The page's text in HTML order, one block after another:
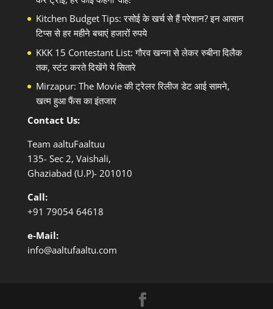
Kitchen Budget Tips: रसोई के खर्च से हैं परेशान? इन आसान
टिप्स से हर महीने बचाएं हजारों रुपये
KKK 15 Contestant List: गौरव खन्ना से लेकर रुबीना दिलैक
तक, स्टंट करते दिखेंगे ये सितारे
Mirzapur: The Movie की ट्रेलर रिलीज डेट आई सामने,
खत्म हुआ फैंस का इंतजार
Contact Us:
Team aaltuFaaltuu
135- Sec 2, Vaishali,
Ghaziabad (U.P)- 201010
Call:
+91 79054 64618
e-Mail:
info@aaltufaaltu.com